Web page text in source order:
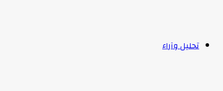
تحليل وآراء